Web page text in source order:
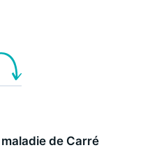
maladie de Carré